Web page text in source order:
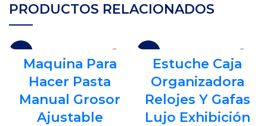
PRODUCTOS RELACIONADOS
-8%
Maquina Para
Hacer Pasta
Manual Grosor
Ajustable
-13%
Estuche Caja
Organizadora
Relojes Y Gafas
Lujo Exhibición